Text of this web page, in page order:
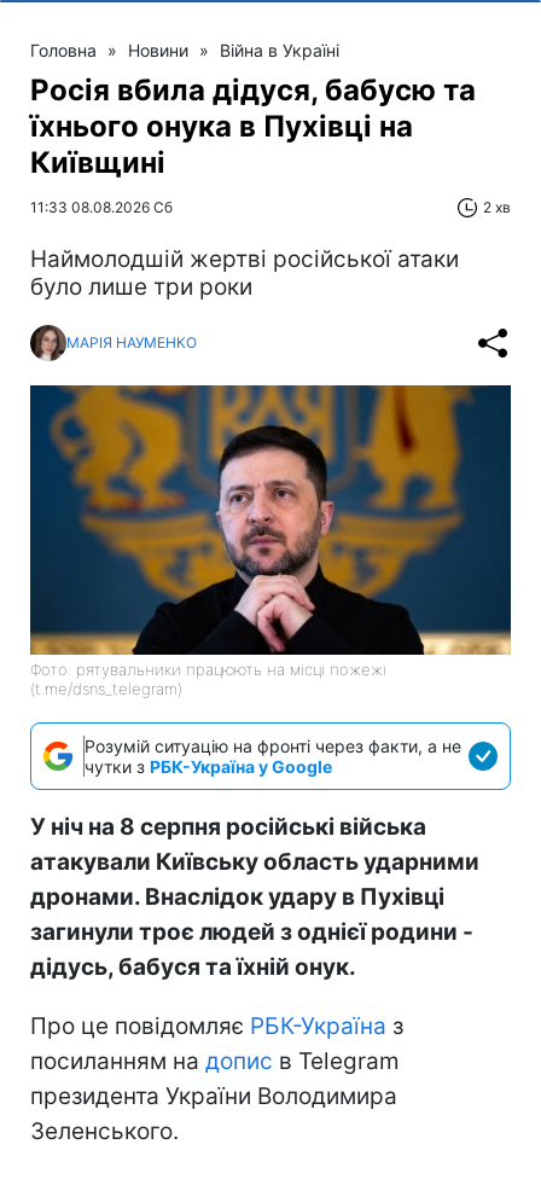
Головна » Новини » Війна в Україні
Росія вбила дідуся, бабусю та
їхнього онука в Пухівці на
Київщині
11:33 08.08.2026 Сб 2 хв
Наймолодшій жертві російської атаки
було лише три роки
МАРІЯ НАУМЕНКО
Фото: рятувальники працюють на місці пожежі
(t.me/dsns_telegram)
Розумій ситуацію на фронті через факти, а не
чутки з РБК-Україна у Google
У ніч на 8 серпня російські війська
атакували Київську область ударними
дронами. Внаслідок удару в Пухівці
загинули троє людей з однієї родини -
дідусь, бабуся та їхній онук.
Про це повідомляє РБК-Україна з
посиланням на допис в Telegram
президента України Володимира
Зеленського.